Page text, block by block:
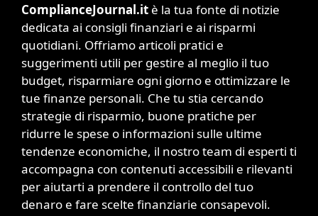
ComplianceJournal.it è la tua fonte di notizie
dedicata ai consigli finanziari e ai risparmi
quotidiani. Offriamo articoli pratici e
suggerimenti utili per gestire al meglio il tuo
budget, risparmiare ogni giorno e ottimizzare le
tue finanze personali. Che tu stia cercando
strategie di risparmio, buone pratiche per
ridurre le spese o informazioni sulle ultime
tendenze economiche, il nostro team di esperti ti
accompagna con contenuti accessibili e rilevanti
per aiutarti a prendere il controllo del tuo
denaro e fare scelte finanziarie consapevoli.